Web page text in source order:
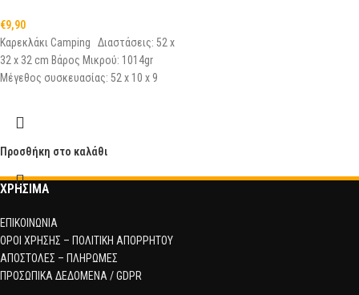
€9,90
Καρεκλάκι Camping Διαστάσεις: 52 x
32 x 32 cm Βάρος Μικρού: 1014gr
Μέγεθος συσκευασίας: 52 x 10 x 9
Προσθήκη στο καλάθι
ΧΡΗΣΙΜΑ
ΕΠΙΚΟΙΝΩΝΙΑ
ΟΡΟΙ ΧΡΗΣΗΣ – ΠΟΛΙΤΙΚΗ ΑΠΟΡΡΗΤΟΥ
ΑΠΟΣΤΟΛΕΣ – ΠΛΗΡΩΜΕΣ
ΠΡΟΣΩΠΙΚΑ ΔΕΔΟΜΕΝΑ / GDPR